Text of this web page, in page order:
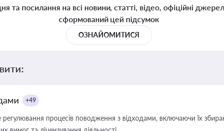
та посилання на всі новини, статті, відео, офіційні
сформований цей підсумок
ОЗНАЙОМИТИСЯ
+49
регулювання процесів поводження з відходами, включаючи їх